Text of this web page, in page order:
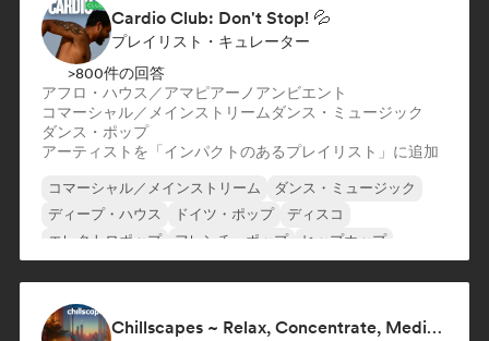
Cardio Club: Don't Stop! 💦
プレイリスト・キュレーター
>800件の回答
アフロ・ハウス／アマピアーノ アンビエント
コマーシャル／メインストリーム ダンス・ミュージック
ダンス・ポップ
アーティストを「インパクトのあるプレイリスト」に追加
コマーシャル／メインストリーム
ダンス・ミュージック
ディープ・ハウス
ドイツ・ポップ
ディスコ
エレクトロポップ
フレンチ・ポップ ヒップホップ
Chillscapes ~ Relax, Concentrate, Meditate, Sleep, Dream